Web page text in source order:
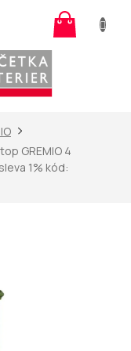
košík
GREMIO 4
1% kód: